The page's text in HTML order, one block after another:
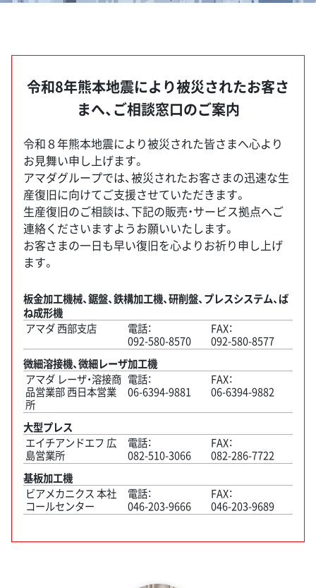
令和8年熊本地震により被災されたお客さ
まへ、ご相談窓口のご案内
令和８年熊本地震により被災された皆さまへ心より
お見舞い申し上げます。
アマダグループでは、被災されたお客さまの迅速な生
産復旧に向けてご支援させていただきます。
生産復旧のご相談は、下記の販売・サービス拠点へご
連絡くださいますようお願いいたします。
お客さまの一日も早い復旧を心よりお祈り申し上げ
ます。
板金加工機械、鋸盤、鉄構加工機、研削盤、プレスシステム、ば
ね成形機
アマダ 西部支店
電話：
092-580-8570
FAX：
092-580-8577
微細溶接機、微細レーザ加工機
アマダ レーザ・溶接商
品営業部 西日本営業
所
電話：
06-6394-9881
FAX：
06-6394-9882
大型プレス
エイチアンドエフ 広
島営業所
電話：
082-510-3066
FAX：
082-286-7722
基板加工機
ビアメカニクス 本社
コールセンター
電話：
046-203-9666
FAX：
046-203-9689